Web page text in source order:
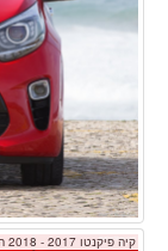
קיה פיקנטו 2017 - 2018 הצ'בק - אדום - גלגל